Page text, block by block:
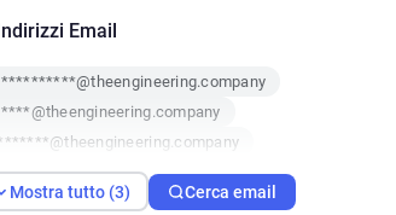
Email
Mostra tutto (3) Cerca email